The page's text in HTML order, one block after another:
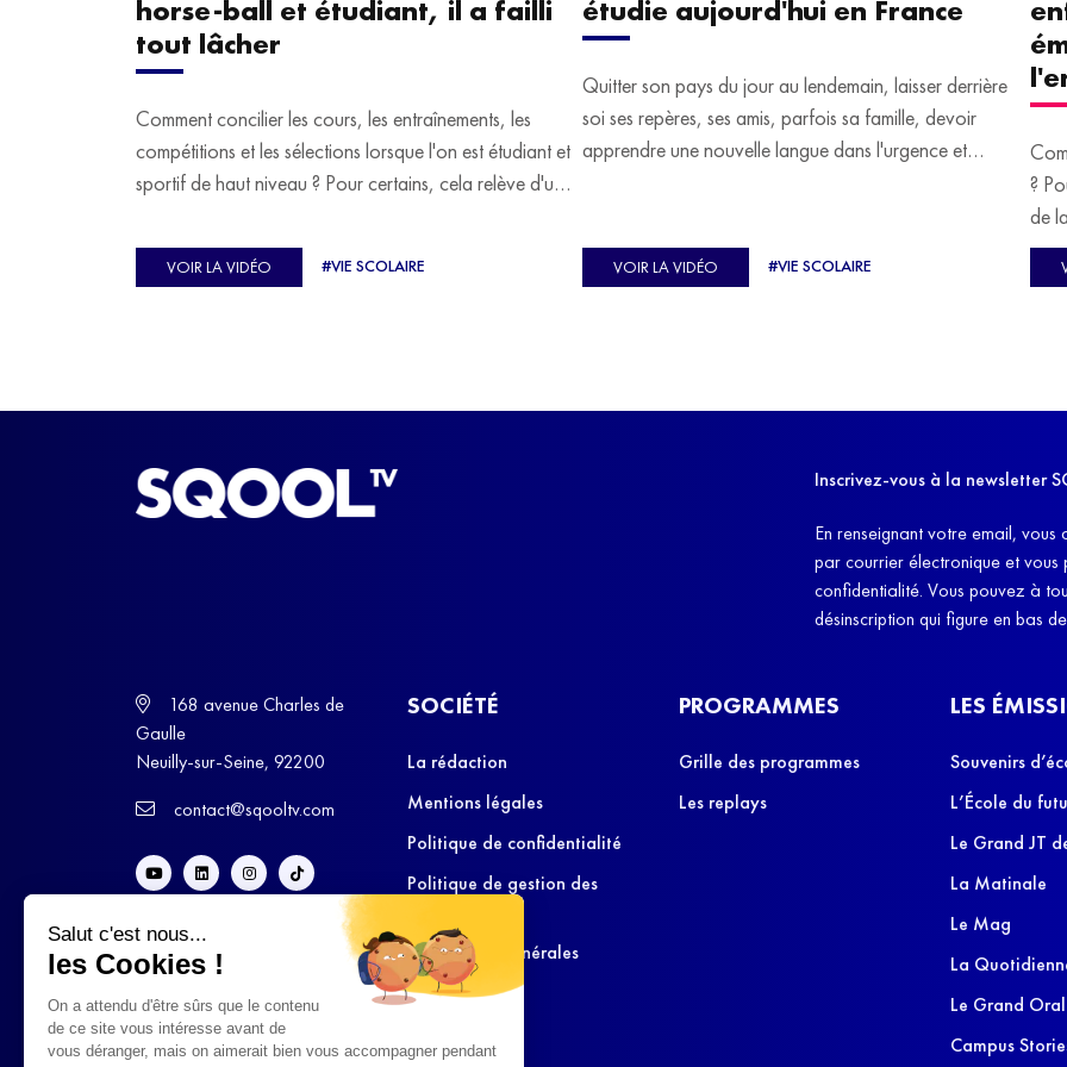
Salut c'est nous...
les Cookies !
On a attendu d'être sûrs que le contenu
de ce site vous intéresse avant de
vous déranger, mais on aimerait bien vous accompagner pendant
horse-ball et étudiant, il a failli
tout lâcher
Comment concilier les cours, les entraînements, les
compétitions et les sélections lorsque l'on est étudiant et
sportif de haut niveau ? Pour certains, cela relève d'un
Ulysse Soriano, vice-champion d'Europe de Horse-
ball, qui a failli abandonner ses études avant de
VOIR LA VIDÉO #VIE SCOLAIRE
étudie aujourd'hui en France
Quitter son pays du jour au lendemain, laisser derrière
soi ses repères, ses amis, parfois sa famille, devoir
apprendre une nouvelle langue dans l'urgence et
C'est l'histoire de nombreux réfugiés, et notamment
celle de Lisa Machukha, que nous vous proposons de
VOIR LA VIDÉO #VIE SCOLAIRE
?
de
Inscrivez-vous à la newsletter
En renseignant votre email,
par courrier électronique et
confidentialité. Vous pouvez à
désinscription qui figure en bas
168 avenue Charles de
Gaulle
Neuilly-sur-Seine, 92200
contact@sqooltv.com
SOCIÉTÉ
La rédaction
Mentions légales
Politique de confidentialité
Politique de gestion des
Conditions Générales
d’Utilisation
PROGRAMMES
Grille des programmes
Les replays
LES
Souvenirs
L’École du
Le Grand JT
La Matinale
Le Mag
La
Le Grand Oral
Campus